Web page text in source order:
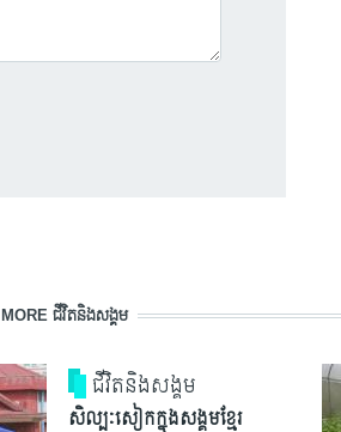
MORE ជីវិតនិងសង្គម
ជីវិតនិងសង្គម
សិល្បៈសៀកក្នុងសង្គមខ្មែរ